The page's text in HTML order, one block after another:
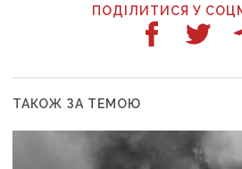
ПОДІЛИТИСЯ У
ТАКОЖ ЗА ТЕМОЮ